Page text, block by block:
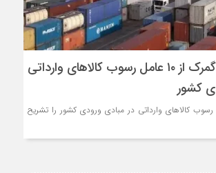
گزارش رسمی گمرک از ۱۰ عامل رسوب کالاهای وارداتی
کشور
۱۰ عامل رسوب کالاهای وارداتی در مبادی ورودی کشور را تشریح